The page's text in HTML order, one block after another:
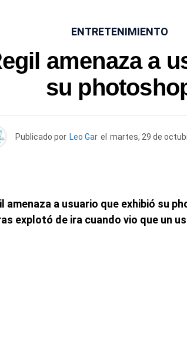
ENTRETENIMIENTO
amenaza a
su
Publicado por Leo Gar el martes, 29 de
amenaza a usuario que exhibió su
explotó de ira cuando vio que un